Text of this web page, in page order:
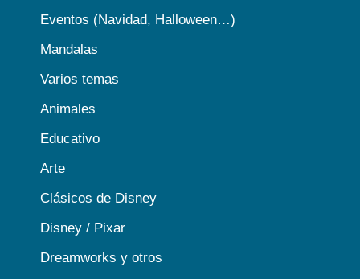
Eventos (Navidad, Halloween…)
Mandalas
Varios temas
Animales
Educativo
Arte
Clásicos de Disney
Disney / Pixar
Dreamworks y otros